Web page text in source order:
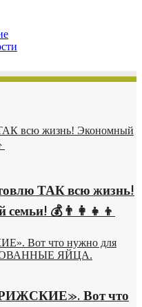
всю жизнь! Экономный
ТАК всю жизнь!
семьи! 💰👨👩👧👦
Вот что нужно для
ЯЙЦА.
Вот что